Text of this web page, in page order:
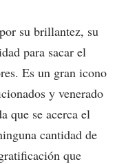
su brillantez, su
para sacar el
Es un gran icono
y venerado
que se acerca el
cantidad de
que